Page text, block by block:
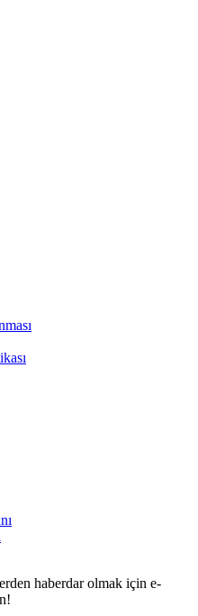
haberdar olmak için e-